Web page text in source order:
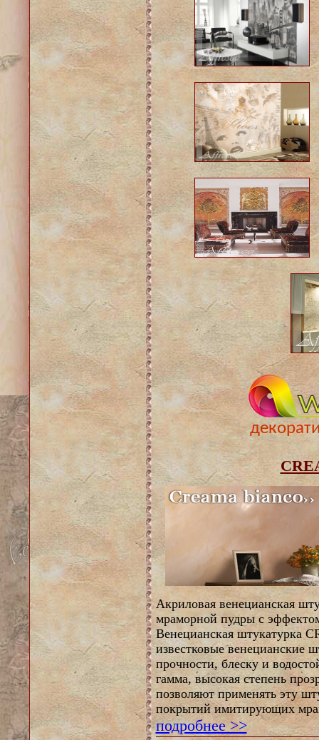
Акриловая венецианская
мраморной пудры с
Венецианская штукатурка
известковые венецианские
прочности, блеску и
гамма, высокая степень
позволяют применять эту
покрытий имитирующих
подробнее >>